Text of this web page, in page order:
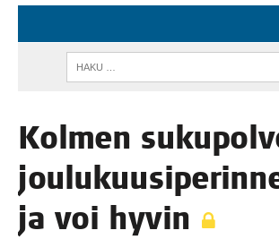
Kol­men
ja voi hyvin